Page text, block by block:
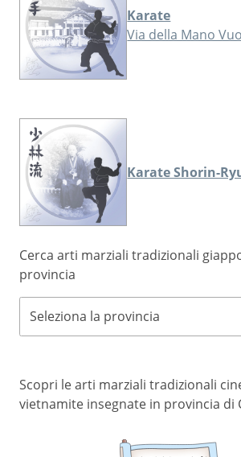
Karate
Via della Mano
Karate Shorin-
Cerca arti marziali tradizionali
provincia
Seleziona la provincia
Scopri le arti marziali tradizionali
vietnamite insegnate in provincia di